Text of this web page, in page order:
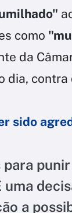
como
da
dia,
sido
a